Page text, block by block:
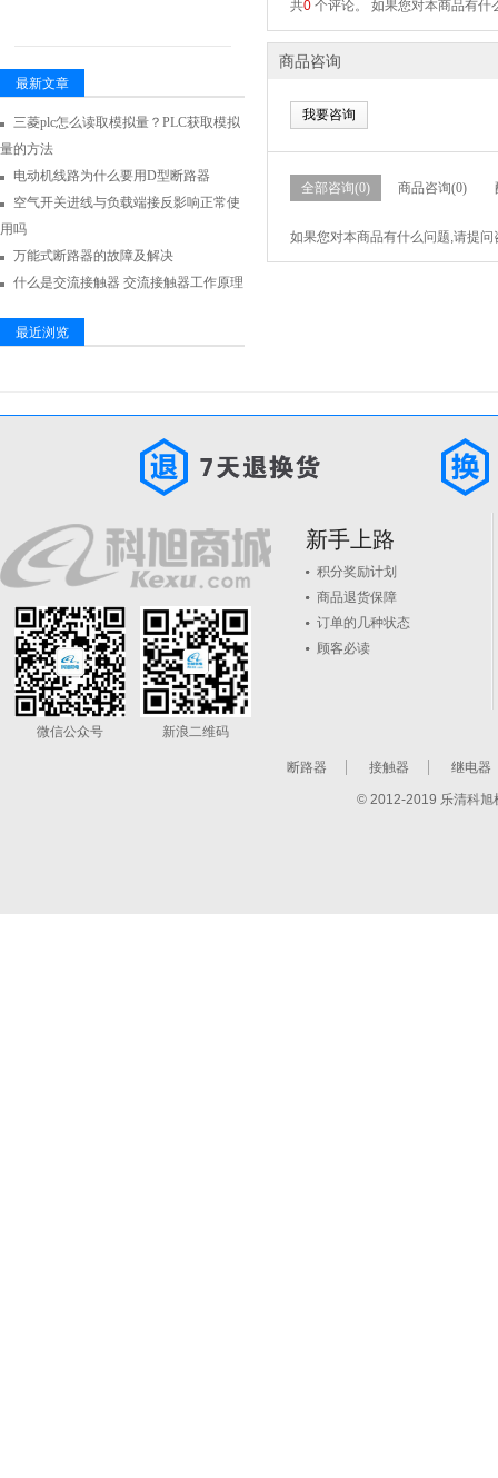
最新文章
三菱plc怎么读取模拟量？PLC获取模拟
量的方法
电动机线路为什么要用D型断路器
空气开关进线与负载端接反影响正常使
用吗
万能式断路器的故障及解决
什么是交流接触器 交流接触器工作原理
最近浏览
共0 个评论。 如果您对本商品有什
商品咨询
我要咨询
全部咨询(0) 商品咨询(0)
如果您对本商品有什么问题,请提问
微信公众号 新浪二维码
新手上路
积分奖励计划
商品退货保障
订单的几种状态
顾客必读
断路器 接触器 继电器
© 2012-2019 乐清科旭